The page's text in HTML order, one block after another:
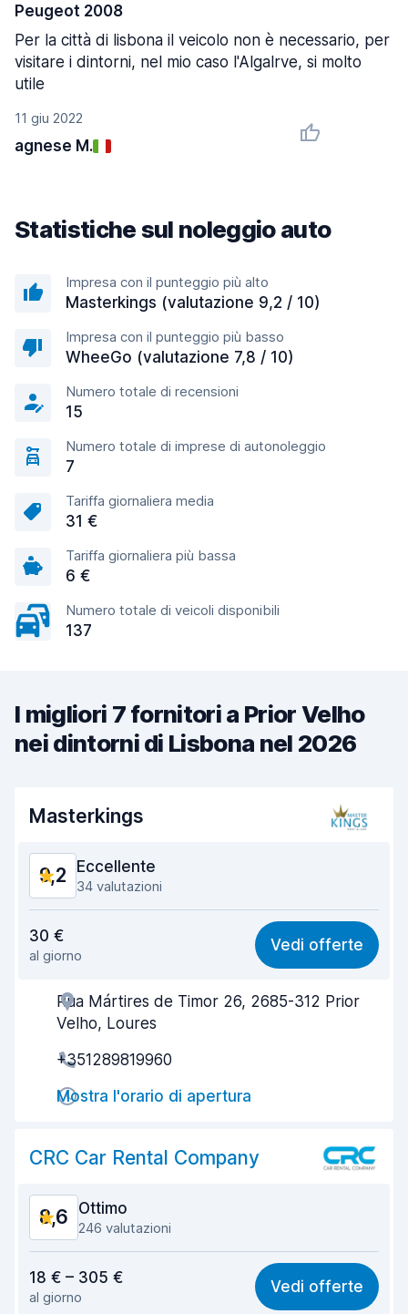
11 giu 2022
agnese M.
Peugeot 2008
Per la città di lisbona il veicolo non è necessario, per
visitare i dintorni, nel mio caso l'Algalrve, si molto
utile
Statistiche sul noleggio auto
Impresa con il punteggio più alto
Masterkings (valutazione 9,2 / 10)
Impresa con il punteggio più basso
WheeGo (valutazione 7,8 / 10)
Numero totale di recensioni
15
Numero totale di imprese di autonoleggio
7
Tariffa giornaliera media
31 €
Tariffa giornaliera più bassa
6 €
Numero totale di veicoli disponibili
137
I migliori 7 fornitori a Prior Velho
nei dintorni di Lisbona nel 2026
Masterkings
9,2 Eccellente
34 valutazioni
8,9
Facile da trovare 9,4
Gentilezza degli agenti 9,3
Condizioni dell'auto 8,9
30 €
al giorno
Vedi offerte
Rua Mártires de Timor 26, 2685-312 Prior
Velho, Loures
+351289819960
Mostra l'orario di apertura
CRC Car Rental Company
8,6 Ottimo
246 valutazioni
8,6
Facile da trovare 8,8
18 € – 305 €
al giorno
Vedi offerte